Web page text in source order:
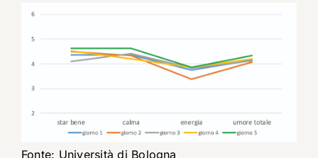
Fonte: Università di Bologna